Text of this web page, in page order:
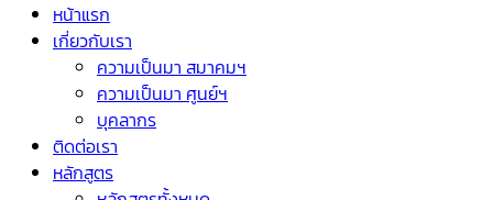
หน้าแรก
เกี่ยวกับเรา
ความเป็นมา สมาคมฯ
ความเป็นมา ศูนย์ฯ
บุคลากร
ติดต่อเรา
หลักสูตร